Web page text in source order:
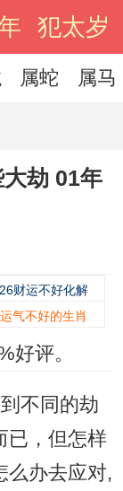
犯太岁
属蛇 属马
劫 01年
26财运不好化解
运气不好的生肖
好评。
不同的劫
已，但怎样
么办去应对,